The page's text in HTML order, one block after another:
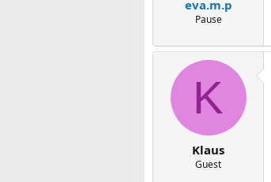
eva.m.p
Pause
K
Klaus
Guest